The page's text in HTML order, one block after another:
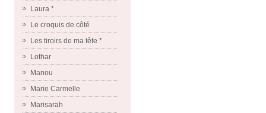
Laura *
Le croquis de côté
Les tiroirs de ma tête *
Lothar
Manou
Marie Carmelle
Marisarah